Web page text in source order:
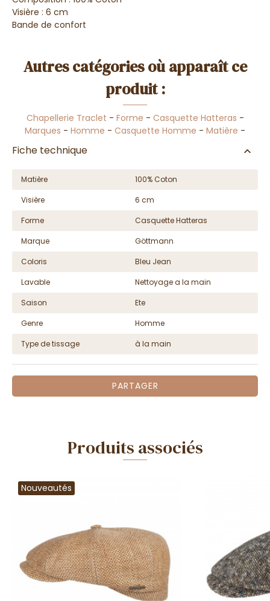
Visière : 6 cm
Bande de confort
Autres catégories où apparaît ce
produit :
Chapellerie Traclet - Forme - Casquette Hatteras -
Marques - Homme - Casquette Homme - Matière -
Fiche technique
Matière
100% Coton
Visière
6 cm
Forme
Casquette Hatteras
Marque
Göttmann
Coloris
Bleu Jean
Lavable
Nettoyage a la main
Saison
Ete
Genre
Homme
Type de tissage
à la main
PARTAGER
Produits associés
Nouveautés